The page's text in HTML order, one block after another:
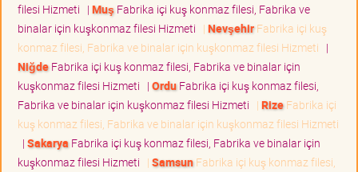
filesi Hizmeti | Muş Fabrika içi kuş konmaz filesi, Fabrika ve
binalar için kuşkonmaz filesi Hizmeti | NevşehirFabrika içi kuş
konmaz filesi, Fabrika ve binalar için kuşkonmaz filesi Hizmeti |
NiğdeFabrika içi kuş konmaz filesi, Fabrika ve binalar için
kuşkonmaz filesi Hizmeti | OrduFabrika içi kuş konmaz filesi,
Fabrika ve binalar için kuşkonmaz filesi Hizmeti | RizeFabrika içi
kuş konmaz filesi, Fabrika ve binalar için kuşkonmaz filesi Hizmeti
| Sakarya Fabrika içi kuş konmaz filesi, Fabrika ve binalar için
kuşkonmaz filesi Hizmeti | SamsunFabrika içi kuş konmaz filesi,